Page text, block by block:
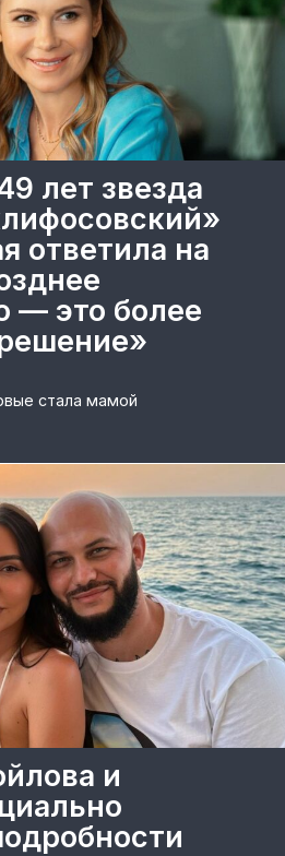
лет звезда
ответила на
— это более
стала мамой
и